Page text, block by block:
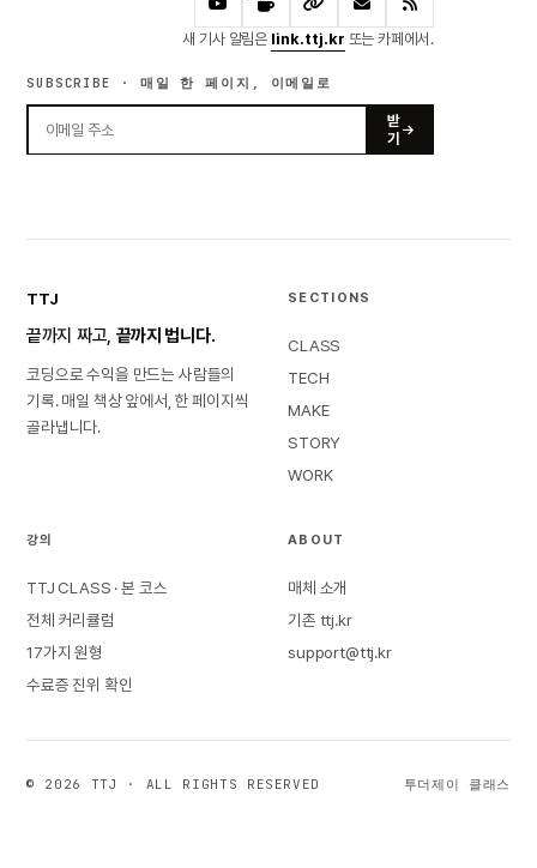
새 기사 알림은 link.ttj.kr 또는 카페에서.
SUBSCRIBE · 매일 한 페이지, 이메일로
받
기
TTJ
끝까지 짜고, 끝까지 법니다.
코딩으로 수익을 만드는 사람들의
기록. 매일 책상 앞에서, 한 페이지씩
골라냅니다.
SECTIONS
CLASS
TECH
MAKE
STORY
WORK
강의
TTJ CLASS · 본 코스
전체 커리큘럼
17가지 원형
수료증 진위 확인
ABOUT
매체 소개
기존 ttj.kr
support@ttj.kr
© 2026 TTJ · ALL RIGHTS RESERVED 투더제이 클래스